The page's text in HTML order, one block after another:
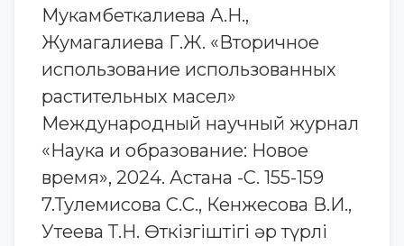
Мукамбеткалиева А.Н.,
Жумагалиева Г.Ж. «Вторичное
использование использованных
растительных масел»
Международный научный журнал
«Наука и образование: Новое
время», 2024. Астана -С. 155-159
7.Тулемисова С.С., Кенжесова В.И.,
Утеева Т.Н. Өткізгіштігі әр түрлі